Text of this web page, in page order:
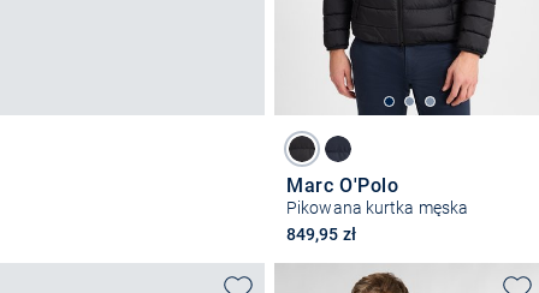
Marc O'Polo
Pikowana kurtka męska
849,95 zł